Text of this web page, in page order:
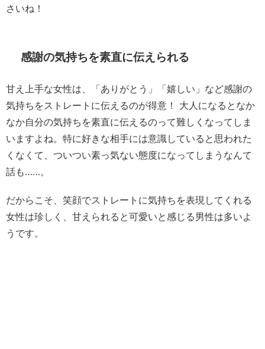
さいね！
感謝の気持ちを素直に伝えられる
甘え上手な女性は、「ありがとう」「嬉しい」など感謝の
気持ちをストレートに伝えるのが得意！ 大人になるとなか
なか自分の気持ちを素直に伝えるのって難しくなってしま
いますよね。特に好きな相手には意識していると思われた
くなくて、ついつい素っ気ない態度になってしまうなんて
話も……。
だからこそ、笑顔でストレートに気持ちを表現してくれる
女性は珍しく、甘えられると可愛いと感じる男性は多いよ
うです。